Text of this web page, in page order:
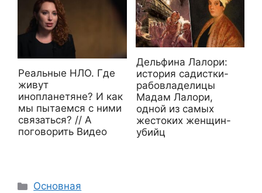
Реальные НЛО. Где
живут
инопланетяне? И как
мы пытаемся с ними
связаться? // А
поговорить Видео
Дельфина Лалори:
история садистки-
рабовладелицы
Мадам Лалори,
одной из самых
жестоких женщин-
убийц
Рубрики
Основная